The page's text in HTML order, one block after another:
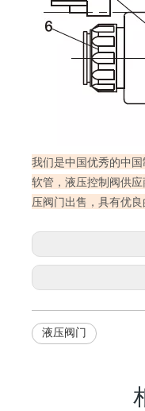
我们是中国优秀的中
软管，液压控制阀供
压阀门出售，具有优
液压阀门